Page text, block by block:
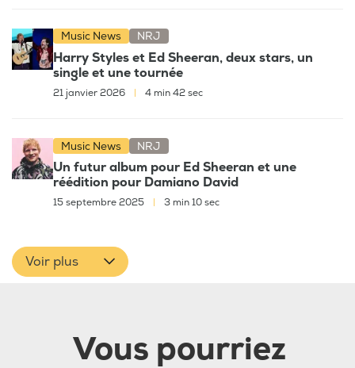
Music News NRJ
Harry Styles et Ed Sheeran, deux stars, un
single et une tournée
21 janvier 2026 4 min 42 sec
Music News NRJ
Un futur album pour Ed Sheeran et une
réédition pour Damiano David
15 septembre 2025 | 3 min 10 sec
Voir plus
Vous pourriez